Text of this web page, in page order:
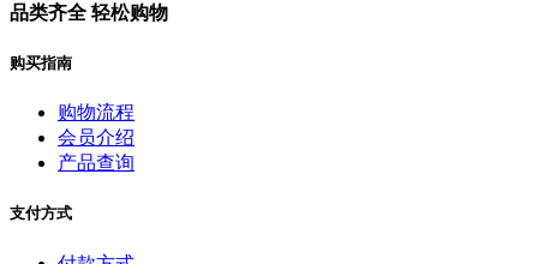
品类齐全 轻松购物
购买指南
购物流程
会员介绍
产品查询
支付方式